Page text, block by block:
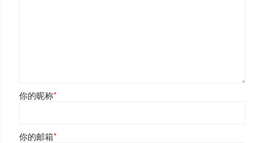
你的昵称*
你的邮箱*